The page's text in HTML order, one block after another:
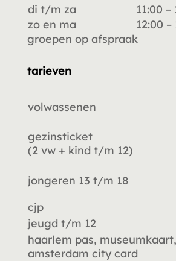
di t/m za
11:00 –
zo en ma
12:00 –
groepen op afspraak
tarieven
volwassenen
gezinsticket
(2 vw + kind t/m 12)
jongeren 13 t/m 18
cjp
jeugd t/m 12
haarlem pas, museumkaart,
amsterdam city card